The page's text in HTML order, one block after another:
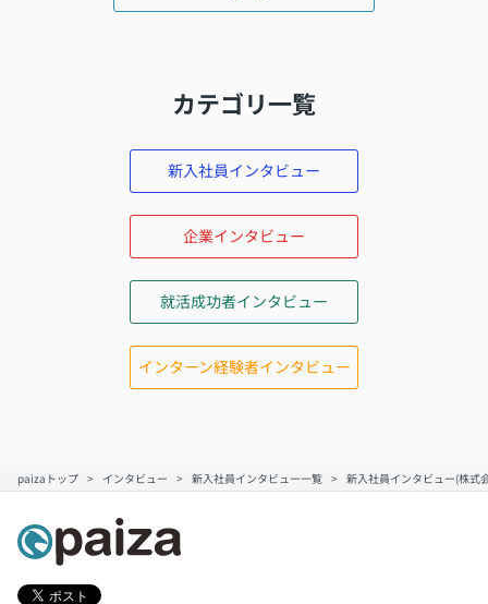
カテゴリ一覧
新入社員インタビュー
企業インタビュー
就活成功者インタビュー
インターン経験者インタビュー
paizaトップ インタビュー 新入社員インタビュー一覧 新入社員インタビュー(株式